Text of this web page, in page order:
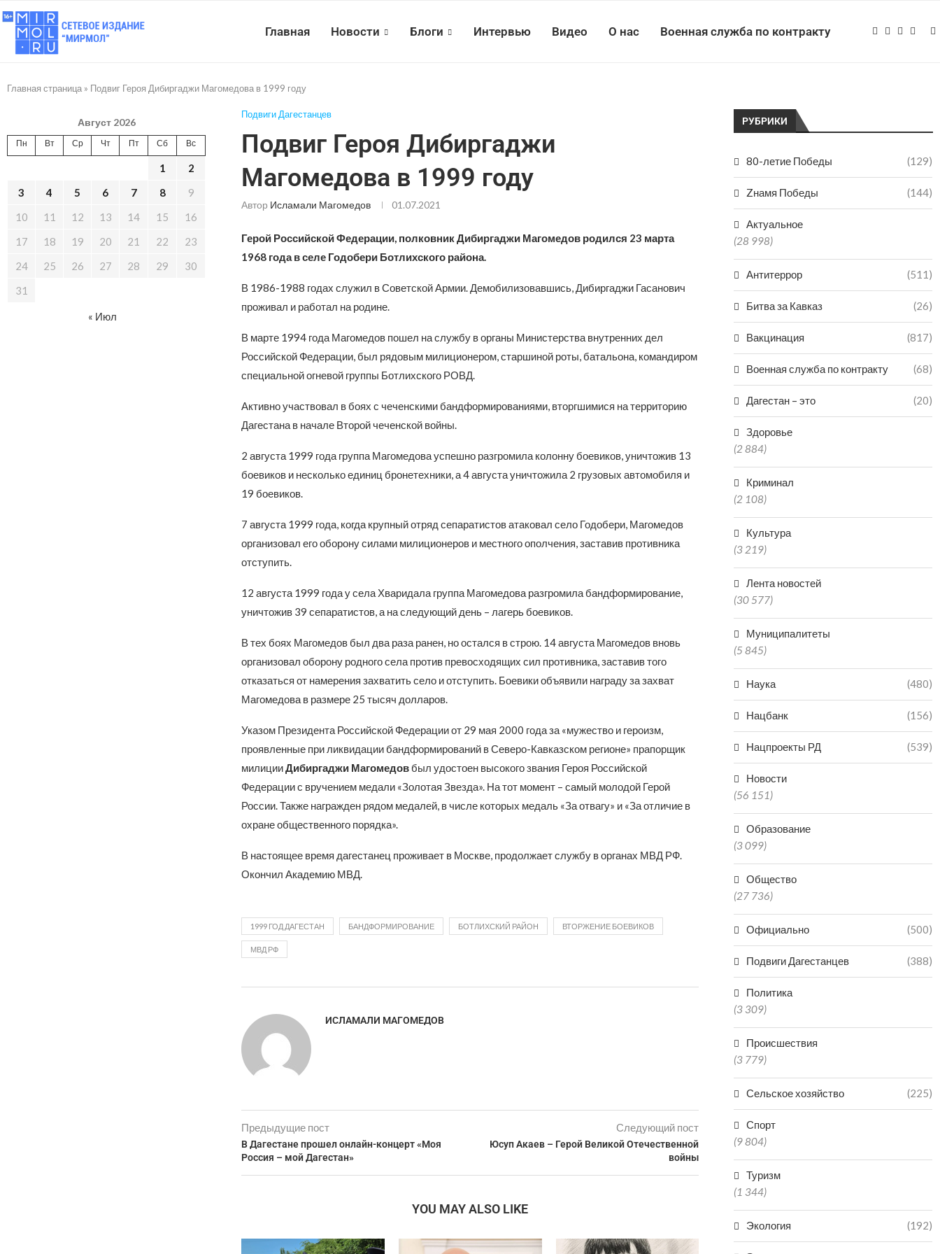
Главная Новости Блоги Интервью Видео О нас Военная служба по контракту
Главная страница » Подвиг Героя Дибиргаджи Магомедова в 1999 году
Подвиги Дагестанцев
Подвиг Героя Дибиргаджи
Магомедова в 1999 году
Автор Исламали Магомедов 01.07.2021
Герой Российской Федерации, полковник Дибиргаджи Магомедов родился 23 марта
1968 года в селе Годобери Ботлихского района.
В 1986-1988 годах служил в Советской Армии. Демобилизовавшись, Дибиргаджи Гасанович
проживал и работал на родине.
В марте 1994 года Магомедов пошел на службу в органы Министерства внутренних дел
Российской Федерации, был рядовым милиционером, старшиной роты, батальона, командиром
специальной огневой группы Ботлихского РОВД.
Активно участвовал в боях с чеченскими бандформированиями, вторгшимися на территорию
Дагестана в начале Второй чеченской войны.
2 августа 1999 года группа Магомедова успешно разгромила колонну боевиков, уничтожив 13
боевиков и несколько единиц бронетехники, а 4 августа уничтожила 2 грузовых автомобиля и
19 боевиков.
7 августа 1999 года, когда крупный отряд сепаратистов атаковал село Годобери, Магомедов
организовал его оборону силами милиционеров и местного ополчения, заставив противника
отступить.
12 августа 1999 года у села Хваридала группа Магомедова разгромила бандформирование,
уничтожив 39 сепаратистов, а на следующий день – лагерь боевиков.
В тех боях Магомедов был два раза ранен, но остался в строю. 14 августа Магомедов вновь
организовал оборону родного села против превосходящих сил противника, заставив того
отказаться от намерения захватить село и отступить. Боевики объявили награду за захват
Магомедова в размере 25 тысяч долларов.
Указом Президента Российской Федерации от 29 мая 2000 года за «мужество и героизм,
проявленные при ликвидации бандформирований в Северо-Кавказском регионе» прапорщик
милицииДибиргаджи Магомедовбыл удостоен высокого звания Героя Российской
Федерации с вручением медали «Золотая Звезда». На тот момент – самый молодой Герой
России. Также награжден рядом медалей, в числе которых медаль «За отвагу» и «За отличие в
охране общественного порядка».
В настоящее время дагестанец проживает в Москве, продолжает службу в органах МВД РФ.
Окончил Академию МВД.
1999 ГОД ДАГЕСТАН БАНДФОРМИРОВАНИЕ БОТЛИХСКИЙ РАЙОН ВТОРЖЕНИЕ БОЕВИКОВ
МВД РФ
ИСЛАМАЛИ МАГОМЕДОВ
Предыдущие пост
В Дагестане прошел онлайн-концерт «Моя
Россия – мой Дагестан»
Следующий пост
Юсуп Акаев – Герой Великой Отечественной
войны
YOU MAY ALSO LIKE
РУБРИКИ
80-летие Победы (129)
Zнамя Победы (144)
Актуальное
(28 998)
Антитеррор (511)
Битва за Кавказ (26)
Вакцинация (817)
Военная служба по контракту (68)
Дагестан – это (20)
Здоровье
(2 884)
Криминал
(2 108)
Культура
(3 219)
Лента новостей
(30 577)
Муниципалитеты
(5 845)
Наука (480)
Нацбанк (156)
Нацпроекты РД (539)
Новости
(56 151)
Образование
(3 099)
Общество
(27 736)
Официально (500)
Подвиги Дагестанцев (388)
Политика
(3 309)
Происшествия
(3 779)
Сельское хозяйство (225)
Спорт
(9 804)
Туризм
(1 344)
Экология (192)
Август 2026
Пн Вт Ср Чт Пт Сб Вс
1
2
3
4 5 6 7 8
9
10
11 12 13 14 15
16
17
18 19 20 21 22
23
24
25 26 27 28 29
30
31
« Июл